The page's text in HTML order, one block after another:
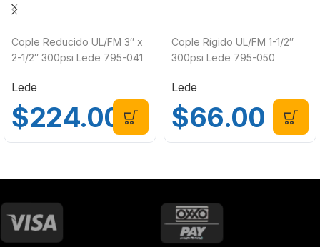
Cople Reducido UL/FM 3″ x
2-1/2″ 300psi Lede 795-041
Lede
$224.00
Cople Rígido UL/FM 1-1/2″
300psi Lede 795-050
Lede
$66.00